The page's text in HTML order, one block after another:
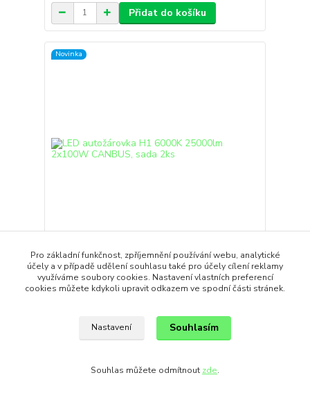
Přidat do košíku
Novinka
LED autožárovka H1 6000K 25000lm 2x100W
CANBUS, sada 2ks
695,00 Kč/ks
Přidat do košíku
Pro základní funkčnost, zpříjemnění používání webu, analytické
účely a v případě udělení souhlasu také pro účely cílení reklamy
využíváme soubory cookies. Nastavení vlastních preferencí
cookies můžete kdykoli upravit odkazem ve spodní části stránek.
Nastavení Souhlasím
Souhlas můžete odmítnout zde.